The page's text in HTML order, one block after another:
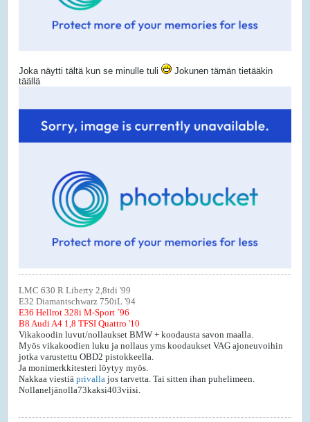
Joka näytti tältä kun se minulle tuli
Jokunen tämän tietääkin
täällä
LMC 630 R Liberty 2,8tdi '99
E32 Diamantschwarz 750iL '94
E36 Hellrot 328i M-Sport ´96
B8 Audi A4 1,8 TFSI Quattro '10
Vikakoodin luvut/nollaukset BMW + koodausta savon maalla.
Myös vikakoodien luku ja nollaus yms koodaukset VAG ajoneuvoihin
jotka varustettu OBD2 pistokkeella.
Ja monimerkkitesteri löytyy myös.
Nakkaa viestiä privalla jos tarvetta. Tai sitten ihan puhelimeen.
Nollaneljänolla73kaksi403viisi.